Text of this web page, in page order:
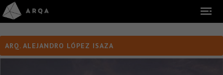
ARQ. ALEJANDRO LÓPEZ ISAZA